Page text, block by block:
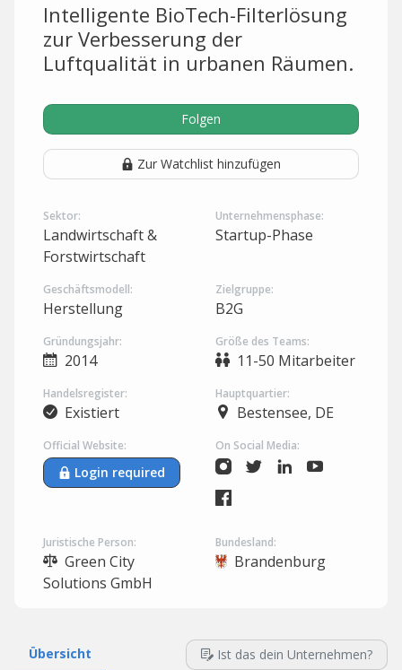
Intelligente BioTech-Filterlösung
zur Verbesserung der
Luftqualität in urbanen Räumen.
Folgen
Zur Watchlist hinzufügen
Sektor:
Landwirtschaft &
Forstwirtschaft
Unternehmensphase:
Startup-Phase
Geschäftsmodell:
Herstellung
Zielgruppe:
B2G
Gründungsjahr:
2014
Größe des Teams:
11-50 Mitarbeiter
Handelsregister:
Existiert
Hauptquartier:
Bestensee, DE
Official Website:
Login required
On Social Media:
Juristische Person:
Green City
Solutions GmbH
Bundesland:
Brandenburg
Übersicht Ist das dein Unternehmen?